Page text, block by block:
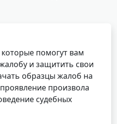
помогут вам
и защитить свои
образцы жалоб на
произвола
судебных